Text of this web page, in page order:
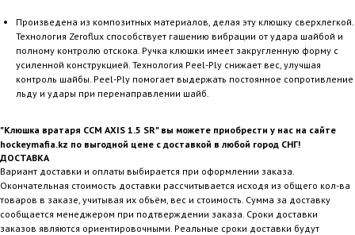
Произведена из композитных материалов, делая эту клюшку сверхлегкой.
Технология Zeroflux способствует гашению вибрации от удара шайбой и
полному контролю отскока. Ручка клюшки имеет закругленную форму с
усиленной конструкцией. Технология Peel-Ply снижает вес, улучшая
контроль шайбы. Peel-Ply помогает выдержать постоянное сопротивление
льду и удары при перенаправлении шайб.
"Клюшка вратаря CCM AXIS 1.5 SR" вы можете приобрести у нас на сайте
hockeymafia.kz по выгодной цене с доставкой в любой город СНГ!
ДОСТАВКА
Вариант доставки и оплаты выбирается при оформлении заказа.
Окончательная стоимость доставки рассчитывается исходя из общего кол-ва
товаров в заказе, учитывая их объём, вес и стоимость. Сумма за доставку
сообщается менеджером при подтверждении заказа. Сроки доставки
заказов являются ориентировочными. Реальные сроки доставки будут